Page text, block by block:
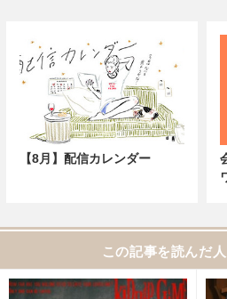
【8月】配信カレンダー
この記事を読んだ